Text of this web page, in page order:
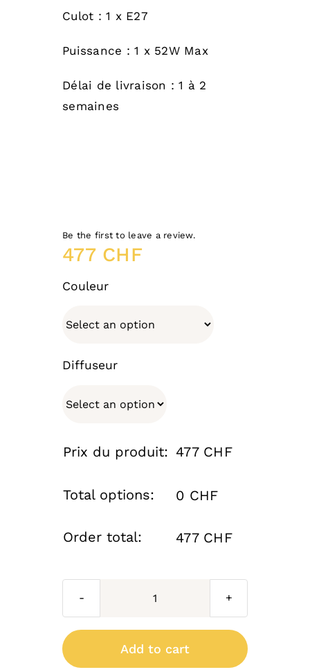
Culot : 1 x E27
Puissance : 1 x 52W Max
Délai de livraison : 1 à 2
semaines
Be the first to leave a review.
477 CHF
Couleur
Diffuseur
Prix du produit: 477 CHF
Total options: 0 CHF
Order total: 477 CHF
Applique
n°2
Roger
Add to cart